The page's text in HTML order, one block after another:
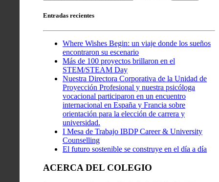
Entradas recientes
Where Wishes Begin: un viaje donde los sueños
encontraron su escenario
Más de 100 proyectos brillaron en el
STEM/STEAM Day
Nuestra Directora Corporativa de la Unidad de
Proyección Profesional y nuestra psicóloga
vocacional participaron en un encuentro
internacional en España y Francia sobre
orientación para la elección de carrera y
universidad.
I Mesa de Trabajo IBDP Career & University
Counselling
El futuro sostenible se construye en el día a día
ACERCA DEL COLEGIO